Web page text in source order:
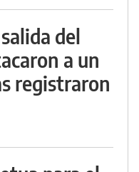
del
a un
registraron